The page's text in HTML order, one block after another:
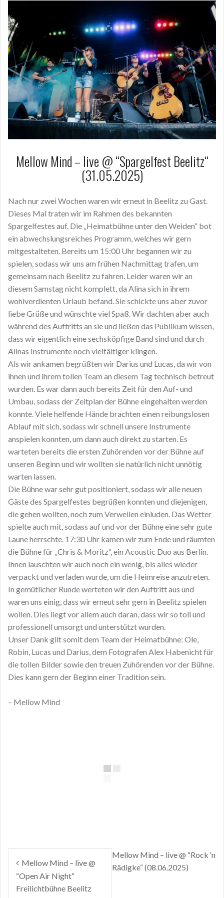
Mellow Mind – live @ “Spargelfest Beelitz“
(31.05.2025)
Nach nur zwei Wochen waren wir erneut in Beelitz zu Gast.
Dieses Mal traten wir im Rahmen des bekannten
Spargelfestes auf. Die „Heimatbühne unter den Weiden“ bot
ein abwechslungsreiches Programm, welches wir gern
mitgestalteten. Bereits um 15:00 Uhr begannen wir zu
spielen, sodass wir uns am frühen Nachmittag trafen, um
gemeinsam nach Beelitz zu fahren. Leider waren wir an
diesem Samstag nicht komplett, da Alina sich in ihrem
wohlverdienten Urlaub befand. Sie schickte uns aber zuvor
liebe Grüße und wünschte viel Spaß. Wir dachten aber auch
während des Auftritts an sie und ließen das Publikum wissen,
dass wir eigentlich eine sechsköpfige Band sind und durch
Alinas Instrumente noch vielfältiger klingen.
Als wir ankamen begrüßten wir Darius und Lucas, da wir von
ihnen und ihrem tollen Team an diesem Tag technisch betreut
wurden. Es war dann auch bereits Zeit für den Auf- und
Umbau, sodass der Zeitplan der Bühne eingehalten werden
konnte. Viele helfende Hände brachten einen reibungslosen
Ablauf mit sich, sodass wir schnell unsere Instrumente
anspielen konnten, um dann auch direkt zu starten. Es
warteten bereits die ersten Zuhörenden vor der Bühne auf
unseren Beginn und wir wollten sie natürlich nicht unnötig
warten lassen.
Die Bühne war sehr gut positioniert, sodass wir alle neuen
Gäste des Spargelfestes begrüßen konnten und diejenigen,
die gehen wollten, noch zum Verweilen einluden. Das Wetter
spielte auch mit, sodass auf und vor der Bühne eine sehr gute
Laune herrschte. 17:30 Uhr kamen wir zum Ende und räumten
die Bühne für „Chris & Moritz“, ein Acoustic Duo aus Berlin.
Ihnen lauschten wir auch noch ein wenig, bis alles wieder
verpackt und verladen wurde, um die Heimreise anzutreten.
In gemütlicher Runde werteten wir den Auftritt aus und
waren uns einig, dass wir erneut sehr gern in Beelitz spielen
wollen. Dies liegt vor allem auch daran, dass wir so toll und
professionell umsorgt und unterstützt wurden.
Unser Dank gilt somit dem Team der Heimatbühne: Ole,
Robin, Lucas und Darius, dem Fotografen Alex Habenicht für
die tollen Bilder sowie den treuen Zuhörenden vor der Bühne.
Dies kann gern der Beginn einer Tradition sein.
– Mellow Mind
Beitragsnavigation
Mellow Mind – live @
“Open Air Night“
Freilichtbühne Beelitz
Mellow Mind – live @ “Rock ‘n
Rädigke“ (08.06.2025)